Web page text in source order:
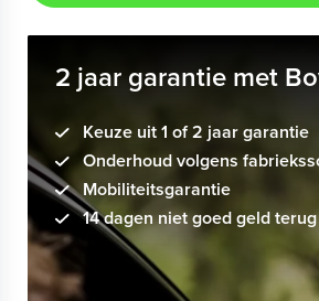
2 jaar garantie met
Keuze uit 1 of 2 jaar garantie
Onderhoud volgens
Mobiliteitsgarantie
14 dagen niet goed geld terug